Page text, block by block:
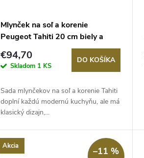
Mlynček na soľ a korenie
Peugeot Tahiti 20 cm biely a
€94,70
Skladom 1 KS
DO KOŠÍKA
Sada mlynčekov na soľ a korenie Tahiti
doplní každú modernú kuchyňu, ale má
klasický dizajn,...
Akcia –11 %